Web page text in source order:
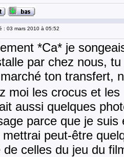
: 03 mars 2010 à 05:52
*Ca* je
par chez nous,
ton transfert,
moi les crocus et
aussi quelques
parce que je
peut-être
de celles du jeu du